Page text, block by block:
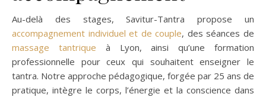
Au-delà des stages, Savitur-Tantra propose un
accompagnement individuel et de couple, des séances de
massage tantrique à Lyon, ainsi qu’une formation
professionnelle pour ceux qui souhaitent enseigner le
tantra. Notre approche pédagogique, forgée par 25 ans de
pratique, intègre le corps, l’énergie et la conscience dans